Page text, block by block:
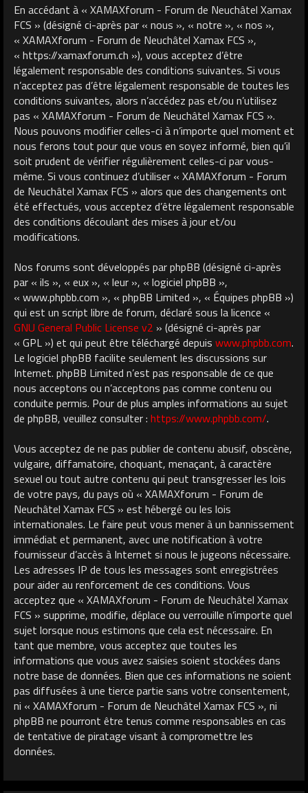
En accédant à « XAMAXforum - Forum de Neuchâtel Xamax
FCS » (désigné ci-après par « nous », « notre », « nos »,
« XAMAXforum - Forum de Neuchâtel Xamax FCS »,
« https://xamaxforum.ch »), vous acceptez d’être
légalement responsable des conditions suivantes. Si vous
n’acceptez pas d’être légalement responsable de toutes les
conditions suivantes, alors n’accédez pas et/ou n’utilisez
pas « XAMAXforum - Forum de Neuchâtel Xamax FCS ».
Nous pouvons modifier celles-ci à n’importe quel moment et
nous ferons tout pour que vous en soyez informé, bien qu’il
soit prudent de vérifier régulièrement celles-ci par vous-
même. Si vous continuez d’utiliser « XAMAXforum - Forum
de Neuchâtel Xamax FCS » alors que des changements ont
été effectués, vous acceptez d’être légalement responsable
des conditions découlant des mises à jour et/ou
modifications.
Nos forums sont développés par phpBB (désigné ci-après
par « ils », « eux », « leur », « logiciel phpBB »,
« www.phpbb.com », « phpBB Limited », « Équipes phpBB »)
qui est un script libre de forum, déclaré sous la licence «
GNU General Public License v2 » (désigné ci-après par
« GPL ») et qui peut être téléchargé depuis www.phpbb.com.
Le logiciel phpBB facilite seulement les discussions sur
Internet. phpBB Limited n’est pas responsable de ce que
nous acceptons ou n’acceptons pas comme contenu ou
conduite permis. Pour de plus amples informations au sujet
de phpBB, veuillez consulter : https://www.phpbb.com/.
Vous acceptez de ne pas publier de contenu abusif, obscène,
vulgaire, diffamatoire, choquant, menaçant, à caractère
sexuel ou tout autre contenu qui peut transgresser les lois
de votre pays, du pays où « XAMAXforum - Forum de
Neuchâtel Xamax FCS » est hébergé ou les lois
internationales. Le faire peut vous mener à un bannissement
immédiat et permanent, avec une notification à votre
fournisseur d’accès à Internet si nous le jugeons nécessaire.
Les adresses IP de tous les messages sont enregistrées
pour aider au renforcement de ces conditions. Vous
acceptez que « XAMAXforum - Forum de Neuchâtel Xamax
FCS » supprime, modifie, déplace ou verrouille n’importe quel
sujet lorsque nous estimons que cela est nécessaire. En
tant que membre, vous acceptez que toutes les
informations que vous avez saisies soient stockées dans
notre base de données. Bien que ces informations ne soient
pas diffusées à une tierce partie sans votre consentement,
ni « XAMAXforum - Forum de Neuchâtel Xamax FCS », ni
phpBB ne pourront être tenus comme responsables en cas
de tentative de piratage visant à compromettre les
données.